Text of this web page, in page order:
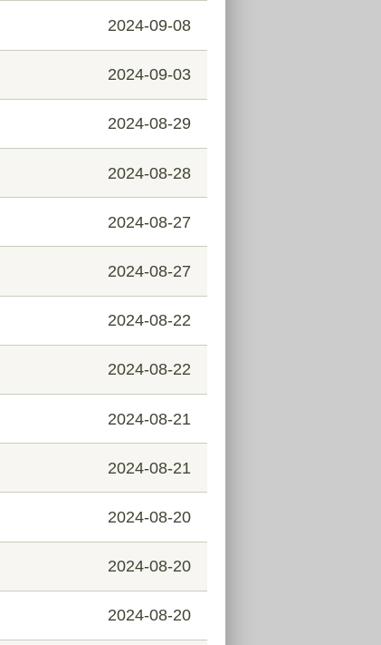
2024-09-08
2024-09-03
2024-08-29
2024-08-28
2024-08-27
2024-08-27
2024-08-22
2024-08-22
2024-08-21
2024-08-21
2024-08-20
2024-08-20
2024-08-20